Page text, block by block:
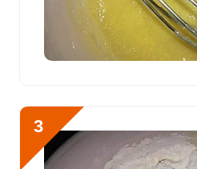
Фосфор
Алюминий
Железо
3